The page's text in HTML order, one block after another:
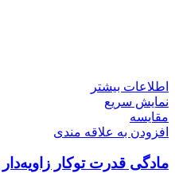
اطلاعات بیشتر
نمایش سریع
مقايسه
افزودن به علاقه مندی
مادگی قدرت توکار زاویه‌دار 4*32*44 TP Electric